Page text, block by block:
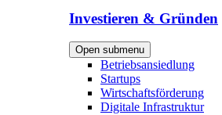
Investieren & Gründen
Open submenu
Betriebsansiedlung
Startups
Wirtschaftsförderung
Digitale Infrastruktur